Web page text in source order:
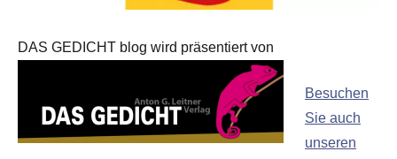
DAS GEDICHT blog wird präsentiert von
Besuchen
Sie auch
unseren